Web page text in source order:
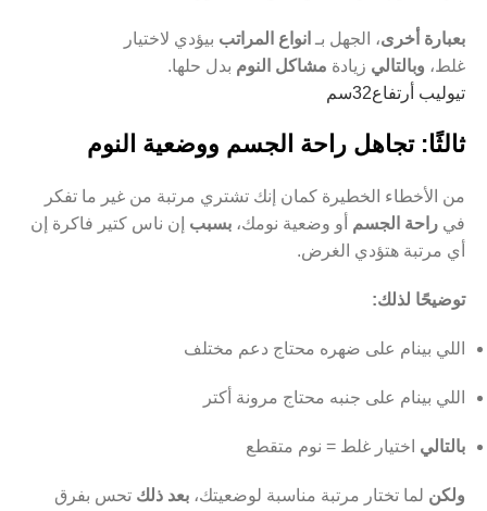
بعبارة أخرى، الجهل بـ انواع المراتب بيؤدي لاختيار
غلط، وبالتالي زيادة مشاكل النوم بدل حلها.
تيوليب أرتفاع32سم
ثالثًا: تجاهل راحة الجسم ووضعية النوم
من الأخطاء الخطيرة كمان إنك تشتري مرتبة من غير ما تفكر
في راحة الجسم أو وضعية نومك، بسبب إن ناس كتير فاكرة إن
أي مرتبة هتؤدي الغرض.
توضيحًا لذلك:
اللي بينام على ضهره محتاج دعم مختلف
اللي بينام على جنبه محتاج مرونة أكتر
بالتالي اختيار غلط = نوم متقطع
ولكن لما تختار مرتبة مناسبة لوضعيتك، بعد ذلك تحس بفرق